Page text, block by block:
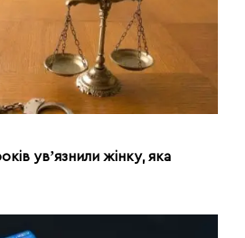
увʼязнили жінку, яка